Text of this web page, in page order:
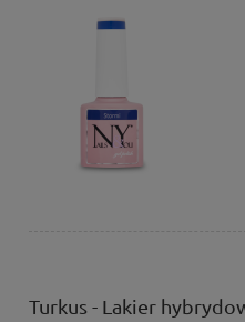
Turkus - Lakier